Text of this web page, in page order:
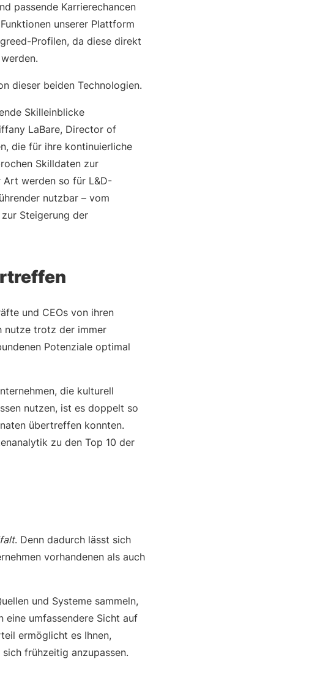
passende Karrierechancen
unserer Plattform
Profilen, da diese direkt
dieser beiden Technologien.
Skilleinblicke
LaBare, Director of
die für ihre kontinuierliche
Skilldaten zur
Art werden so für L&D-
nutzbar – vom
Steigerung der
und CEOs von ihren
nutze trotz der immer
Potenziale optimal
die kulturell
nutzen, ist es doppelt so
übertreffen konnten.
zu den Top 10 der
. Denn dadurch lässt sich
vorhandenen als auch
und Systeme sammeln,
eine umfassendere Sicht auf
ermöglicht es Ihnen,
frühzeitig anzupassen.